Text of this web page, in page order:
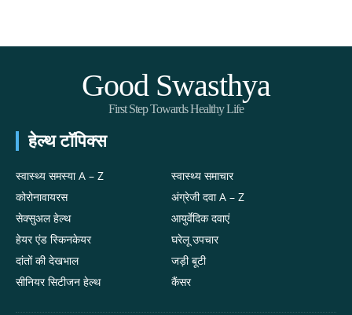
Good Swasthya
First Step Towards Healthy Life
हेल्थ टॉपिक्स
स्वास्थ्य समस्या A – Z
कोरोनावायरस
सेक्सुअल हेल्थ
हेयर एंड स्किनकेयर
दांतों की देखभाल
सीनियर सिटीजन हेल्थ
स्वास्थ्य समाचार
अंग्रेजी दवा A – Z
आयुर्वेदिक दवाएं
घरेलू उपचार
जड़ी बूटी
कैंसर